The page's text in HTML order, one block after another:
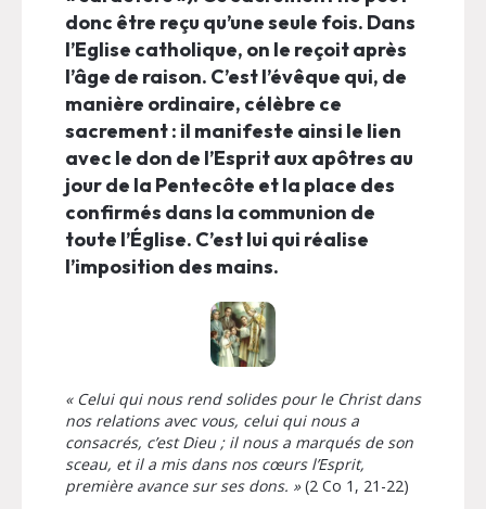
donc être reçu qu’une seule fois. Dans
l’Eglise catholique, on le reçoit après
l’âge de raison. C’est l’évêque qui, de
manière ordinaire, célèbre ce
sacrement : il manifeste ainsi le lien
avec le don de l’Esprit aux apôtres au
jour de la Pentecôte et la place des
confirmés dans la communion de
toute l’Église. C’est lui qui réalise
l’imposition des mains.
« Celui qui nous rend solides pour le Christ dans
nos relations avec vous, celui qui nous a
consacrés, c’est Dieu ; il nous a marqués de son
sceau, et il a mis dans nos cœurs l’Esprit,
première avance sur ses dons. »(2 Co 1, 21-22)